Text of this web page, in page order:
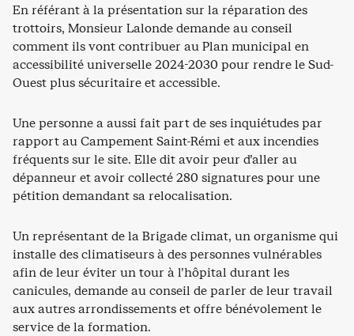
En référant à la présentation sur la réparation des
trottoirs, Monsieur Lalonde demande au conseil
comment ils vont contribuer au Plan municipal en
accessibilité universelle 2024-2030 pour rendre le Sud-
Ouest plus sécuritaire et accessible.
Une personne a aussi fait part de ses inquiétudes par
rapport au Campement Saint-Rémi et aux incendies
fréquents sur le site. Elle dit avoir peur d’aller au
dépanneur et avoir collecté 280 signatures pour une
pétition demandant sa relocalisation.
Un représentant de la Brigade climat, un organisme qui
installe des climatiseurs à des personnes vulnérables
afin de leur éviter un tour à l’hôpital durant les
canicules, demande au conseil de parler de leur travail
aux autres arrondissements et offre bénévolement le
service de la formation.